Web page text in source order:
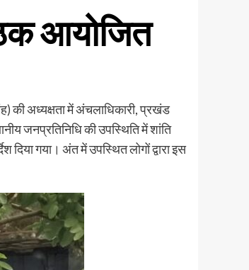
आयोजित
की अध्यक्षता में अंचलाधिकारी, प्रखंड
जनप्रतिनिधि की उपस्थिति में शांति
दिया गया। अंत में उपस्थित लोगों द्वारा इस